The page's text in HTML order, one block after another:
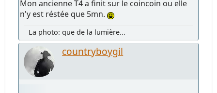
Mon ancienne T4 a finit sur le coincoin ou elle
n'y est réstée que 5mn.
La photo: que de la lumière...
countryboygil